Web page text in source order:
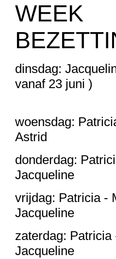
WEEK
dinsdag:
vanaf
woensdag:
Astrid
donderdag:
Jacqueline
vrijdag: Patricia -
Jacqueline
zaterdag: Patricia
Jacqueline